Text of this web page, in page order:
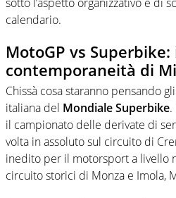
calendario.
MotoGP vs
contemporaneità di
Chissà cosa staranno pensando
italiana del Mondiale Superbike.
il campionato delle derivate di
volta in assoluto sul circuito di
inedito per il motorsport a livello
circuito storici di Monza e Imola,